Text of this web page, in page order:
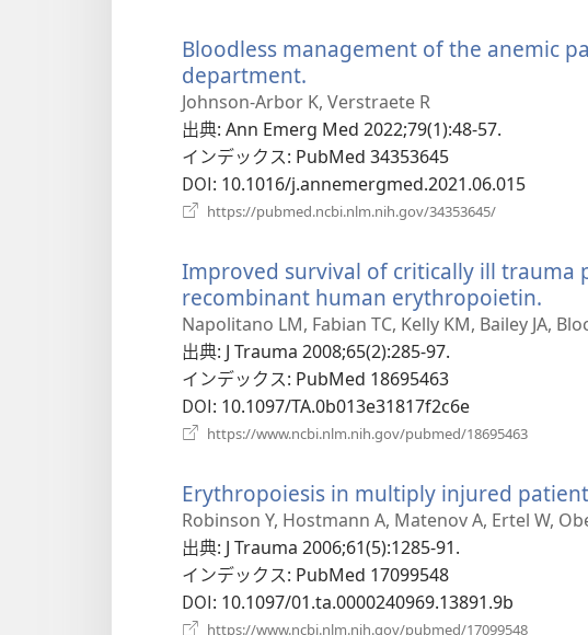
タ
く）
Bloodless management of the anemic
department.
し
い
タ
ブ
で
く）
Johnson-Arbor K, Verstraete R
出典‎: Ann Emerg Med 2022;79(1):48-57.
インデックス‎: PubMed 34353645
DOI‎: 10.1016/j.annemergmed.2021.06.015
https://pubmed.ncbi.nlm.nih.gov/34353645/
タ
ブ
で
開
Improved survival of critically ill trauma
recombinant human erythropoietin.
し
く）
Napolitano LM, Fabian TC, Kelly KM, Bailey JA,
出典‎: J Trauma 2008;65(2):285-97.
インデックス‎: PubMed 18695463
DOI‎: 10.1097/TA.0b013e31817f2c6e
https://www.ncbi.nlm.nih.gov/pubmed/18695463
タ
ブ
で
Erythropoiesis in multiply injured
Robinson Y, Hostmann A, Matenov A, Ertel W,
出典‎: J Trauma 2006;61(5):1285-91.
インデックス‎: PubMed 17099548
DOI‎: 10.1097/01.ta.0000240969.13891.9b
https://www.ncbi.nlm.nih.gov/pubmed/17099548